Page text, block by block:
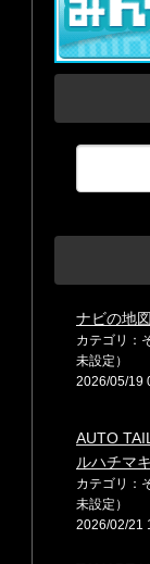
ナビの地
カテゴリ：
未設定）
2026/05/19
AUTO
ルハチマキ
カテゴリ：
未設定）
2026/02/21